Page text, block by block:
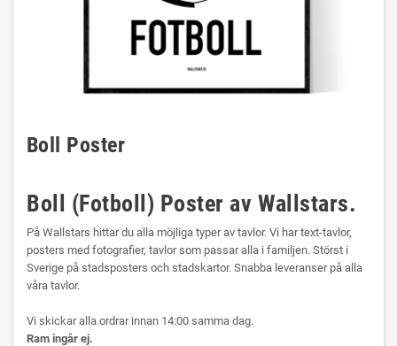
Boll Poster
Boll (Fotboll) Poster av Wallstars.
På Wallstars hittar du alla möjliga typer av tavlor. Vi har text-tavlor,
posters med fotografier, tavlor som passar alla i familjen. Störst i
Sverige på stadsposters och stadskartor. Snabba leveranser på alla
våra tavlor.
Vi skickar alla ordrar innan 14:00 samma dag.
Ram ingår ej.